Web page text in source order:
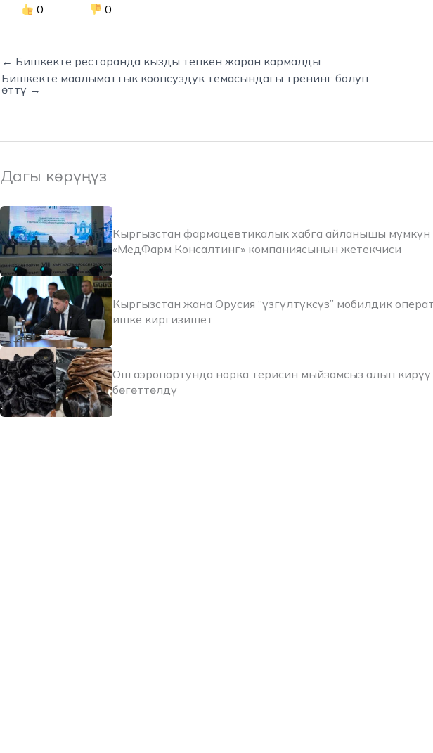
0 0
← Бишкекте ресторанда кызды тепкен жаран кармалды
Бишкекте маалыматтык коопсуздук темасындагы тренинг болуп
өттү →
Дагы көрүңүз
Кыргызстан фармацевтикалык хабга айланышы
«МедФарм Консалтинг» компаниясынын жетекчиси
Кыргызстан жана Орусия “үзгүлтүксүз” мобилдик
ишке киргизишет
Ош аэропортунда норка терисин мыйзамсыз алып кирүү
бөгөттөлдү